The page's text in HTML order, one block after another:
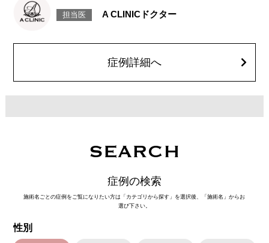
とがございます。また、稀ではありますが、施術部位の細菌感染症、皮膚
のよれ、繊維の突出などが生じることがございます。化膿止め・痛み止め
費用：1部位 184,800円(税込)
オプション：笑気麻酔 3,300円(税込)
担当医 A CLINICドクター
症例詳細へ
SEARCH
症例の検索
施術名ごとの症例をご覧になりたい方は「カテゴリから探す」を選択後、「施術名」からお
選び下さい。
性別